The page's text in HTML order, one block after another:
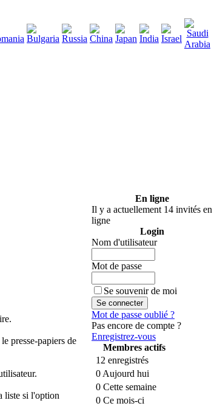
presse-papiers de
liste si l'option
En ligne
Il y a actuellement 14 invités en
ligne
Login
Nom d'utilisateur
Mot de passe
Se souvenir de moi
Mot de passe oublié ?
Pas encore de compte ?
Enregistrez-vous
Membres actifs
12 enregistrés
0 Aujourd hui
0 Cette semaine
0 Ce mois-ci